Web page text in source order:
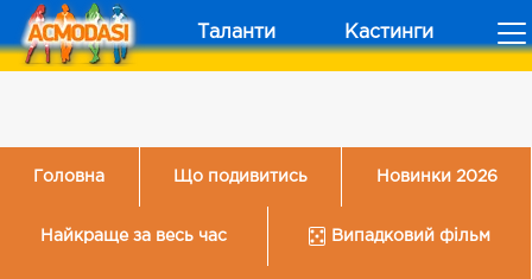
Таланти Кастинги
Головна Що подивитись Новинки 2026
Найкраще за весь час Випадковий фільм